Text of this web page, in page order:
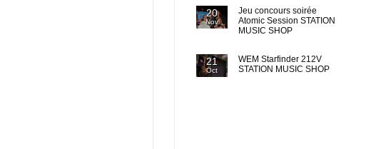
20
Nov
Jeu concours soirée
Atomic Session STATION
MUSIC SHOP
21
Oct
WEM Starfinder 212V
STATION MUSIC SHOP